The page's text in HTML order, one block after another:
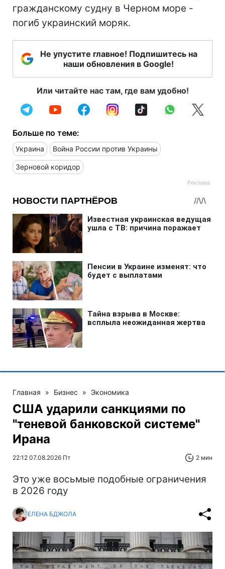
гражданскому судну в Черном море -
погиб украинский моряк.
Не упустите главное! Подпишитесь на
наши обновления в Google!
Или читайте нас там, где вам удобно!
Больше по теме:
Украина Война России против Украины
Зерновой коридор
Главная » Бизнес » Экономика
США ударили санкциями по
"теневой банковской системе"
Ирана
22:12 07.08.2026 Пт 2 мин
Это уже восьмые подобные ограничения
в 2026 году
ЕЛЕНА БДЖОЛА